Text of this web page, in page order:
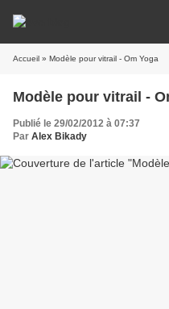
Accueil » Modèle pour vitrail - Om Yoga
Modèle pour vitrail -
Publié le 29/02/2012 à 07:37
Par Alex Bikady